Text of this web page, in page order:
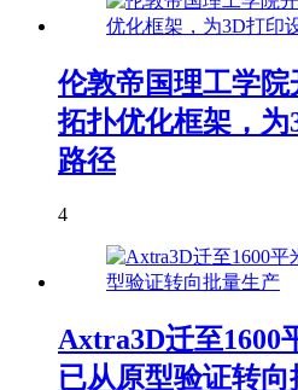
伦敦帝国理工学院
拓扑优化框架，
路径
4
Axtra3D迁至1600
已从原型验证转